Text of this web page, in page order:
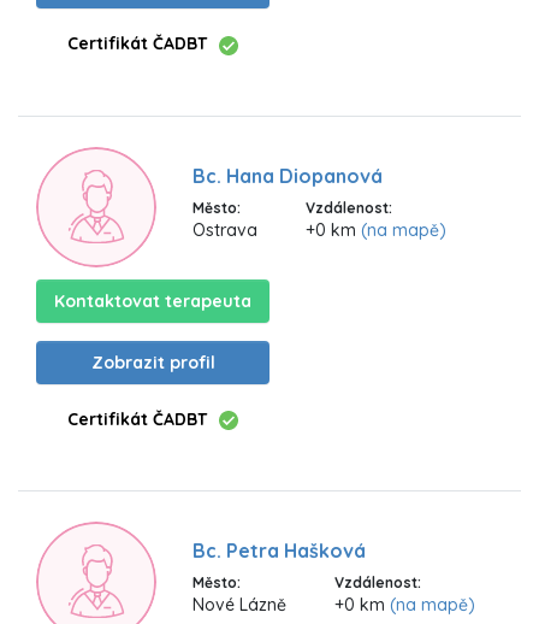
Certifikát ČADBT
Bc. Hana Diopanová
Město:
Ostrava
Vzdálenost:
+0 km (na mapě)
Kontaktovat terapeuta
Zobrazit profil
Certifikát ČADBT
Bc. Petra Hašková
Město:
Nové Lázně
Vzdálenost:
+0 km (na mapě)